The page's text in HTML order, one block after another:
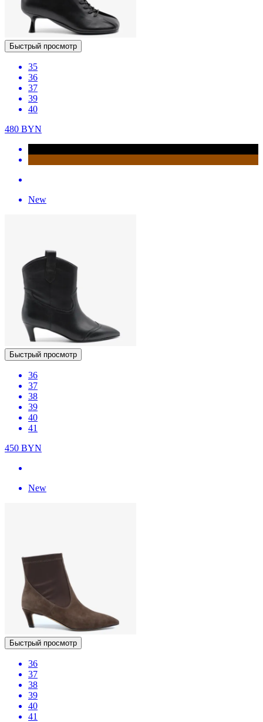
Быстрый просмотр
35
36
37
39
40
480 BYN
New
Быстрый просмотр
36
37
38
39
40
41
450 BYN
New
Быстрый просмотр
36
37
38
39
40
41